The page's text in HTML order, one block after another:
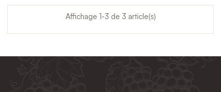
Affichage 1-3 de 3 article(s)